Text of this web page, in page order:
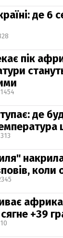
де 6
пік
де
коли
+39